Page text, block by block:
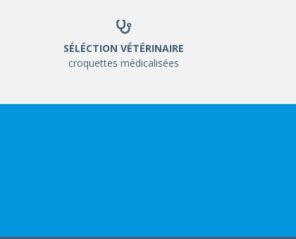
SÉLÉCTION VÉTÉRINAIRE
croquettes médicalisées